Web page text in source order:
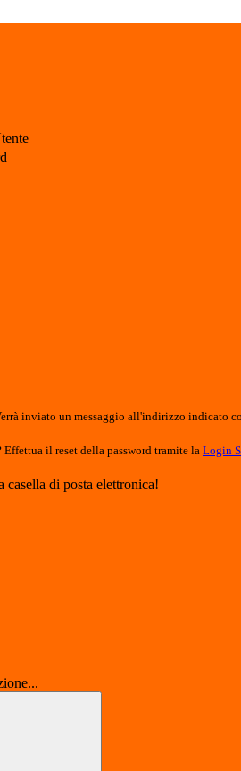
inviato un messaggio all'indirizzo indicato
il reset della password tramite la Login
di posta elettronica!